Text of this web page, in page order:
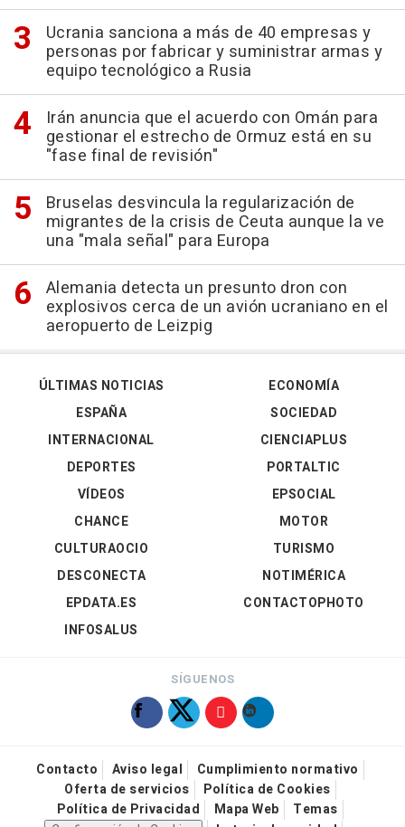
Ucrania sanciona a más de 40 empresas y
personas por fabricar y suministrar armas y
equipo tecnológico a Rusia
Irán anuncia que el acuerdo con Omán para
gestionar el estrecho de Ormuz está en su
"fase final de revisión"
Bruselas desvincula la regularización de
migrantes de la crisis de Ceuta aunque la ve
una "mala señal" para Europa
Alemania detecta un presunto dron con
explosivos cerca de un avión ucraniano en el
aeropuerto de Leizpig
ÚLTIMAS NOTICIAS
ESPAÑA
INTERNACIONAL
DEPORTES
VÍDEOS
ECONOMÍA
SOCIEDAD
CIENCIAPLUS
PORTALTIC
EPSOCIAL
CHANCE
CULTURAOCIO
DESCONECTA
EPDATA.ES
INFOSALUS
MOTOR
TURISMO
NOTIMÉRICA
CONTACTOPHOTO
SÍGUENOS
Contacto Aviso legal
Cumplimiento normativo
Oferta de servicios
Política de Cookies
Política de Privacidad
Mapa Web
Temas